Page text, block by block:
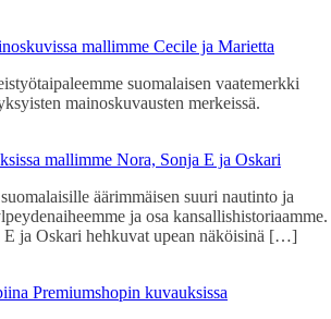
mallimme Cecile ja Marietta
suomalaisen vaatemerkki
mainoskuvausten merkeissä.
mallimme Nora, Sonja E ja Oskari
äärimmäisen suuri nautinto ja
ja osa kansallishistoriaamme.
ja Oskari hehkuvat upean näköisinä […]
Premiumshopin kuvauksissa